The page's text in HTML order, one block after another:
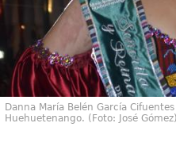
Danna María Belén García
Huehuetenango. (Foto: José Gómez)